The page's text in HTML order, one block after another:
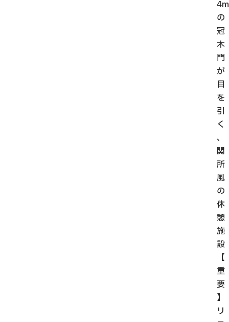
4m
の
冠
木
門
が
目
を
引
く
、
関
所
風
の
休
憩
施
設
【
重
要
】
リ